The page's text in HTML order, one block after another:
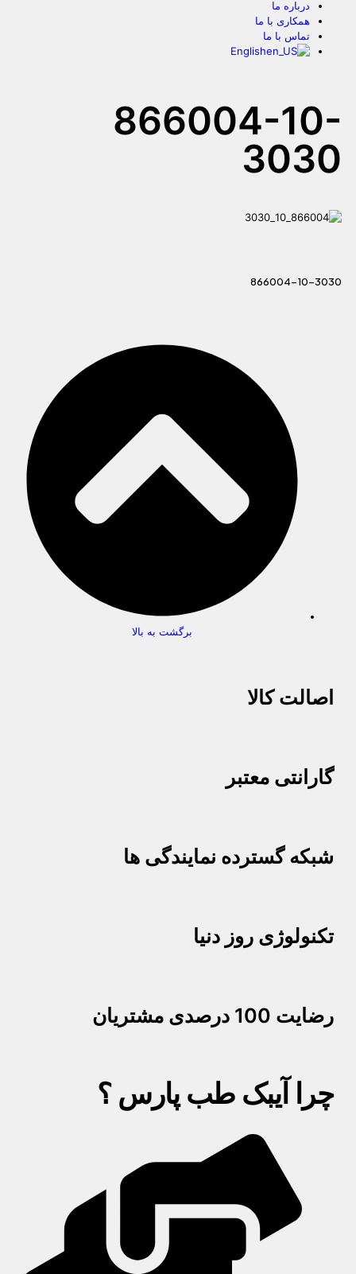
درباره ما
همکاری با ما
تماس با ما
English
866004-10-
3030
866004-10-3030
برگشت به بالا
اصالت کالا
گارانتی معتبر
شبکه گسترده نمایندگی ها
تکنولوژی روز دنیا
رضایت 100 درصدی مشتریان
چرا آیبک طب پارس ؟